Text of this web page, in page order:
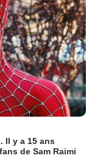
Il y a 15 ans
de Sam Raimi